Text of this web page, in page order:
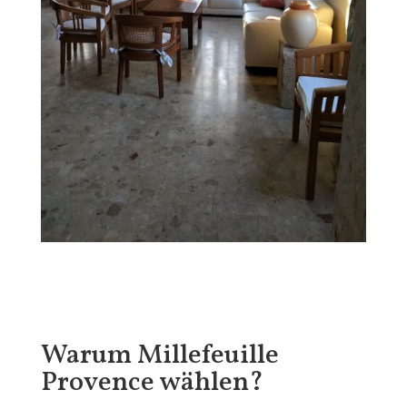
Warum Millefeuille
Provence wählen?